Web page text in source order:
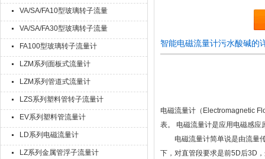
计
VA/SA/FA10型玻璃转子流量
计
VA/SA/FA30型玻璃转子流量
计
FA100型玻璃转子流量计
LZM系列面板式流量计
LZM系列管道式流量计
LZS系列塑料管转子流量计
EV系列塑料管流量计
LD系列电磁流量计
LZ系列金属管浮子流量计
智能电磁流量计污水酸碱的
电磁流量计（Electromagnetic
表。 电磁流量计是应用电磁感
电磁流量计简单说是由流量
下，对直管段要求是前5D后3D